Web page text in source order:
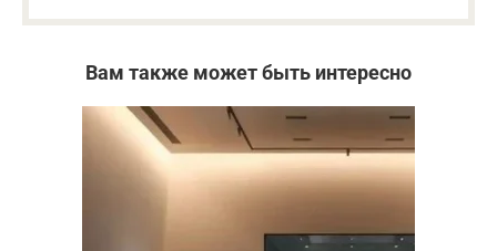
Вам также может быть интересно